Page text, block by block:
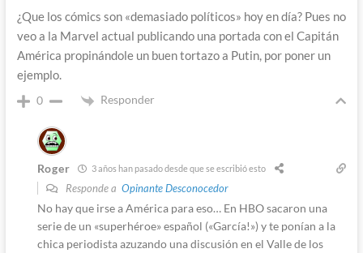
¿Que los cómics son «demasiado políticos» hoy en día? Pues no
veo a la Marvel actual publicando una portada con el Capitán
América propinándole un buen tortazo a Putin, por poner un
ejemplo.
0 Responder
Roger 3 años han pasado desde que se escribió esto
Responde a Opinante Desconocedor
No hay que irse a América para eso… En HBO sacaron una
serie de un «superhéroe» español («García!») y te ponían a la
chica periodista azuzando una discusión en el Valle de los